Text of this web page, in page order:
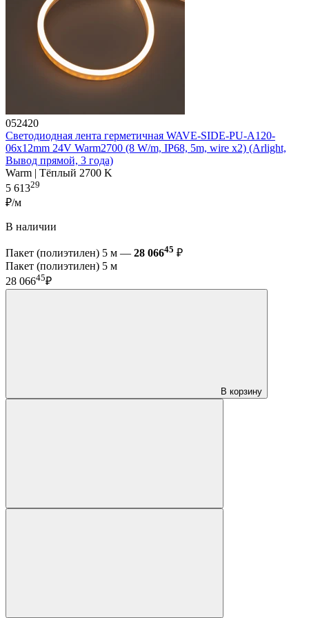
052420
Светодиодная лента герметичная WAVE-SIDE-PU-A120-
06x12mm 24V Warm2700 (8 W/m, IP68, 5m, wire x2) (Arlight,
Вывод прямой, 3 года)
Warm | Тёплый 2700 K
5 61329
₽/м
В наличии
Пакет (полиэтилен) 5 м — 28 06645 ₽
Пакет (полиэтилен) 5 м
28 06645₽
В корзину